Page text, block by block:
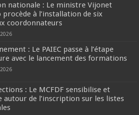
nationale : Le ministre Vijonet
procède à l’installation de six
coordonnateurs
: Le PAIEC passe à l’étape
avec le lancement des formations
: Le MCFDF sensibilise et
autour de l’inscription sur les listes